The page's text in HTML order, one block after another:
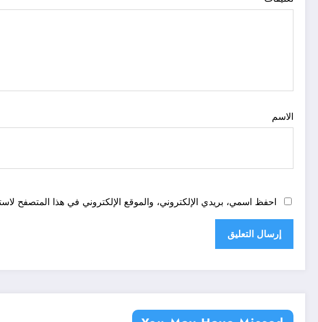
الاسم
احفظ اسمي، بريدي الإلكتروني، والموقع الإلكتروني في هذا المتصفح